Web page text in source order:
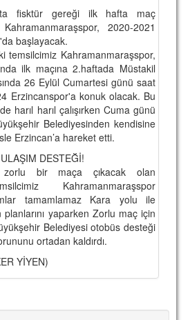
VİDEOLAR
fisktür gereği ilk hafta maç
2020-2021
başlayacak.
temsilcimiz Kahramanmaraşspor,
ilk maçına 2.haftada Müstakil
26 Eylül Cumartesi günü saat
Erzincanspor'a konuk olacak. Bu
harıl harıl çalışırken Cuma günü
Belediyesinden kendisine
Erzincan’a hareket etti.
DESTEĞİ!
bir maça çıkacak olan
Kahramanmaraşspor
tamamlamaz Kara yolu ile
planlarını yaparken Zorlu maç için
Belediyesi otobüs desteği
ortadan kaldırdı.
YİYEN)